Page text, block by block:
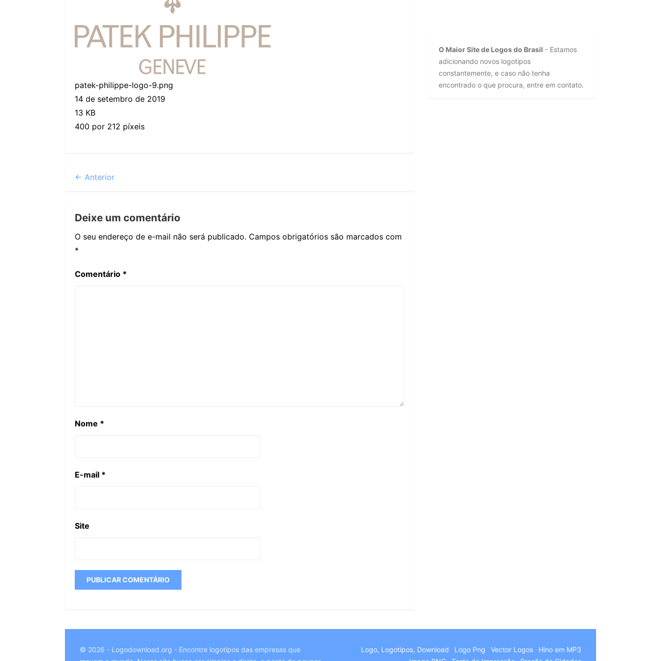
patek-philippe-logo-9.png
14 de setembro de 2019
13 KB
400 por 212 píxeis
← Anterior
Deixe um comentário
O seu endereço de e-mail não será publicado. Campos obrigatórios são marcados com
*
Comentário *
Nome *
E-mail *
Site
O Maior Site de Logos do Brasil - Estamos
adicionando novos logotipos
constantemente, e caso não tenha
encontrado o que procura, entre em contato.
© 2026 - Logodownload.org - Encontre logotipos das empresas que
Logo, Logotipos, Download Logo Png Vector Logos
Hino em MP3
Chinese